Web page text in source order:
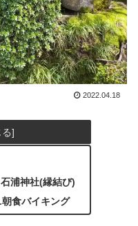
2022.04.18
浦神社(縁結び)
食バイキング